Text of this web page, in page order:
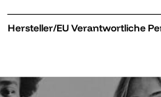
Hersteller/EU Verantwortliche